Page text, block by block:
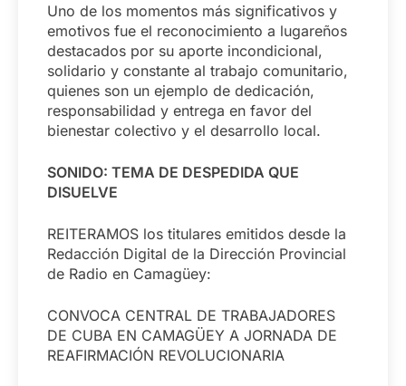
Uno de los momentos más significativos y
emotivos fue el reconocimiento a lugareños
destacados por su aporte incondicional,
solidario y constante al trabajo comunitario,
quienes son un ejemplo de dedicación,
responsabilidad y entrega en favor del
bienestar colectivo y el desarrollo local.
SONIDO: TEMA DE DESPEDIDA QUE
DISUELVE
REITERAMOS los titulares emitidos desde la
Redacción Digital de la Dirección Provincial
de Radio en Camagüey:
CONVOCA CENTRAL DE TRABAJADORES
DE CUBA EN CAMAGÜEY A JORNADA DE
REAFIRMACIÓN REVOLUCIONARIA